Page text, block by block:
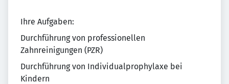
Ihre Aufgaben:
Durchführung von professionellen
Zahnreinigungen (PZR)
Durchführung von Individualprophylaxe bei
Kindern